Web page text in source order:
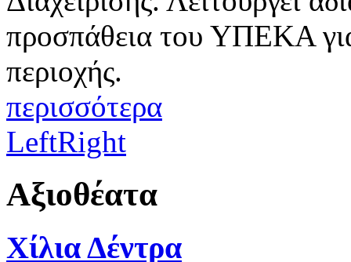
προσπάθεια του ΥΠΕΚΑ
περιοχής.
περισσότερα
LeftRight
Αξιοθέατα
Χίλια Δέντρα